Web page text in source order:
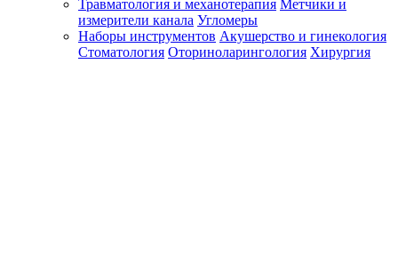
Травматология и механотерапия Метчики и
измерители канала Угломеры
Наборы инструментов Акушерство и гинекология
Стоматология Оториноларингология Хирургия